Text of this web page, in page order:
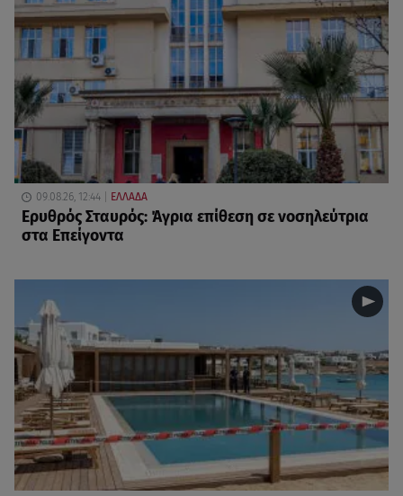
09.08.26, 12:44 ΕΛΛΑΔΑ
Ερυθρός Σταυρός: Άγρια επίθεση σε νοσηλεύτρια
στα Επείγοντα